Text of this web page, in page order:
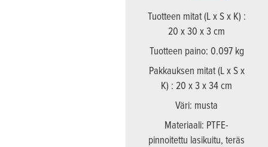
Tuotteen mitat (L x S x K) :
20 x 30 x 3 cm
Tuotteen paino: 0.097 kg
Pakkauksen mitat (L x S x
K) : 20 x 3 x 34 cm
Väri: musta
Materiaali: PTFE-
pinnoitettu lasikuitu, teräs